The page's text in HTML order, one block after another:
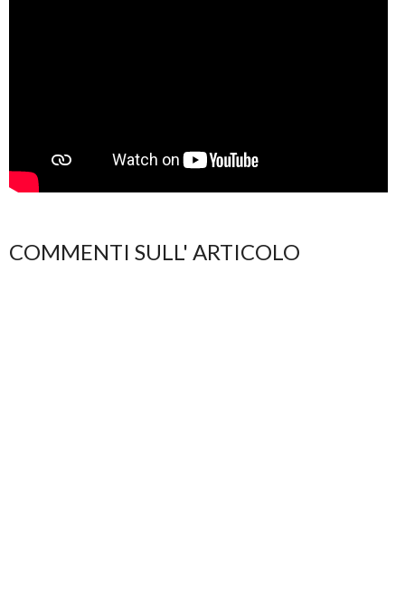
COMMENTI SULL' ARTICOLO